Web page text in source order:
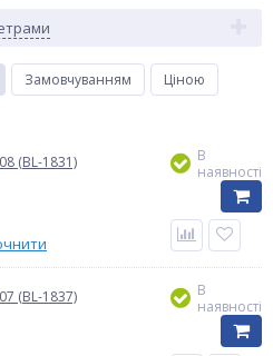
Замовчуванням
Ціною
(BL-1831)
В
наявності
(BL-1837)
В
наявності